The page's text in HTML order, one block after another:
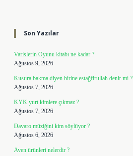
Son Yazılar
Varislerin Oyunu kitabı ne kadar ?
Ağustos 9, 2026
Kusura bakma diyen birine estağfirullah denir mi ?
Ağustos 7, 2026
KYK yurt kimlere çıkmaz ?
Ağustos 7, 2026
Davaro müziğini kim söylüyor ?
Ağustos 6, 2026
Aven ürünleri nelerdir ?